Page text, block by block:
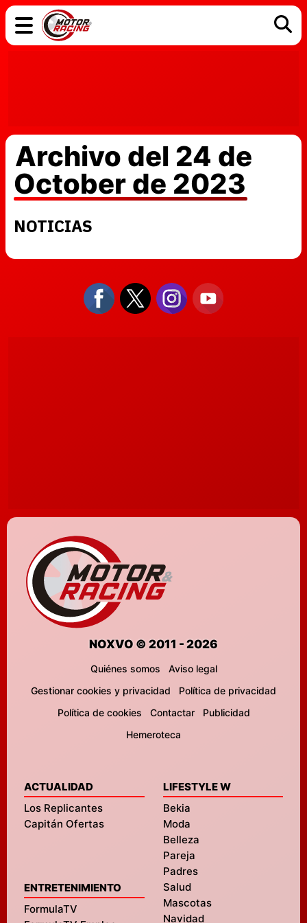
Archivo del 24 de
October de 2023
NOTICIAS
NOXVO © 2011 - 2026
Quiénes somos
Aviso legal
Gestionar cookies y privacidad
Política de privacidad
Política de cookies
Contactar
Publicidad
Hemeroteca
ACTUALIDAD
Los Replicantes
Capitán Ofertas
ENTRETENIMIENTO
FormulaTV
LIFESTYLE W
Bekia
Moda
Belleza
Pareja
Padres
Salud
Mascotas
Navidad